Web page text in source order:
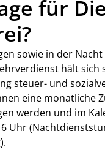
für
sowie in der
hält
steuer- und
eine monatliche
werden und im
Uhr